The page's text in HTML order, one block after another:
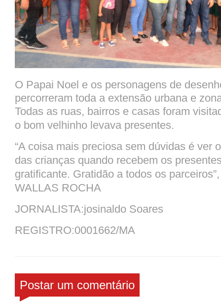
O Papai Noel e os personagens de
percorreram toda a extensão urbana e
Todas as ruas, bairros e casas foram
o bom velhinho levava presentes.
“A coisa mais preciosa sem dúvidas é ver
das crianças quando recebem os
gratificante. Gratidão a todos os
WALLAS ROCHA
JORNALISTA:josinaldo Soares
REGISTRO:0001662/MA
Postar um comentário